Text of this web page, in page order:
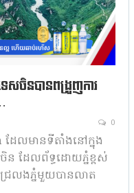
សចិនបានពង្រួញការ
0
ែលមានទីតាំងនៅក្នុង
ន ដែលព័ទ្ធដោយភ្នំខ្ពស់
ជ្រលងភ្នំមួយបានលាត